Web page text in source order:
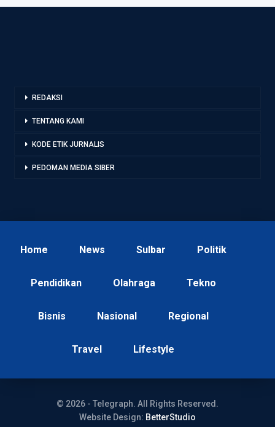
REDAKSI
TENTANG KAMI
KODE ETIK JURNALIS
PEDOMAN MEDIA SIBER
Home News Sulbar Politik
Pendidikan Olahraga Tekno
Bisnis Nasional Regional
Travel Lifestyle
© 2026 - Telegraph. All Rights Reserved.
Website Design: BetterStudio